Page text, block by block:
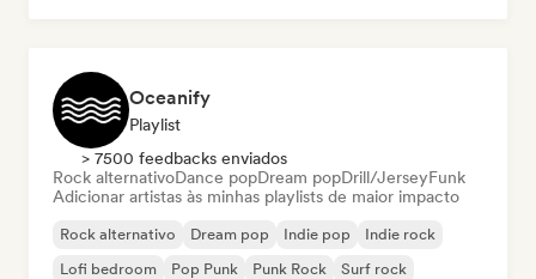
Oceanify
Playlist
> 7500 feedbacks enviados
Rock alternativoDance popDream popDrill/JerseyFunk
Adicionar artistas às minhas playlists de maior impacto
Rock alternativo Dream pop Indie pop
Indie rock
Lofi bedroom
Pop Punk Punk Rock Surf rock